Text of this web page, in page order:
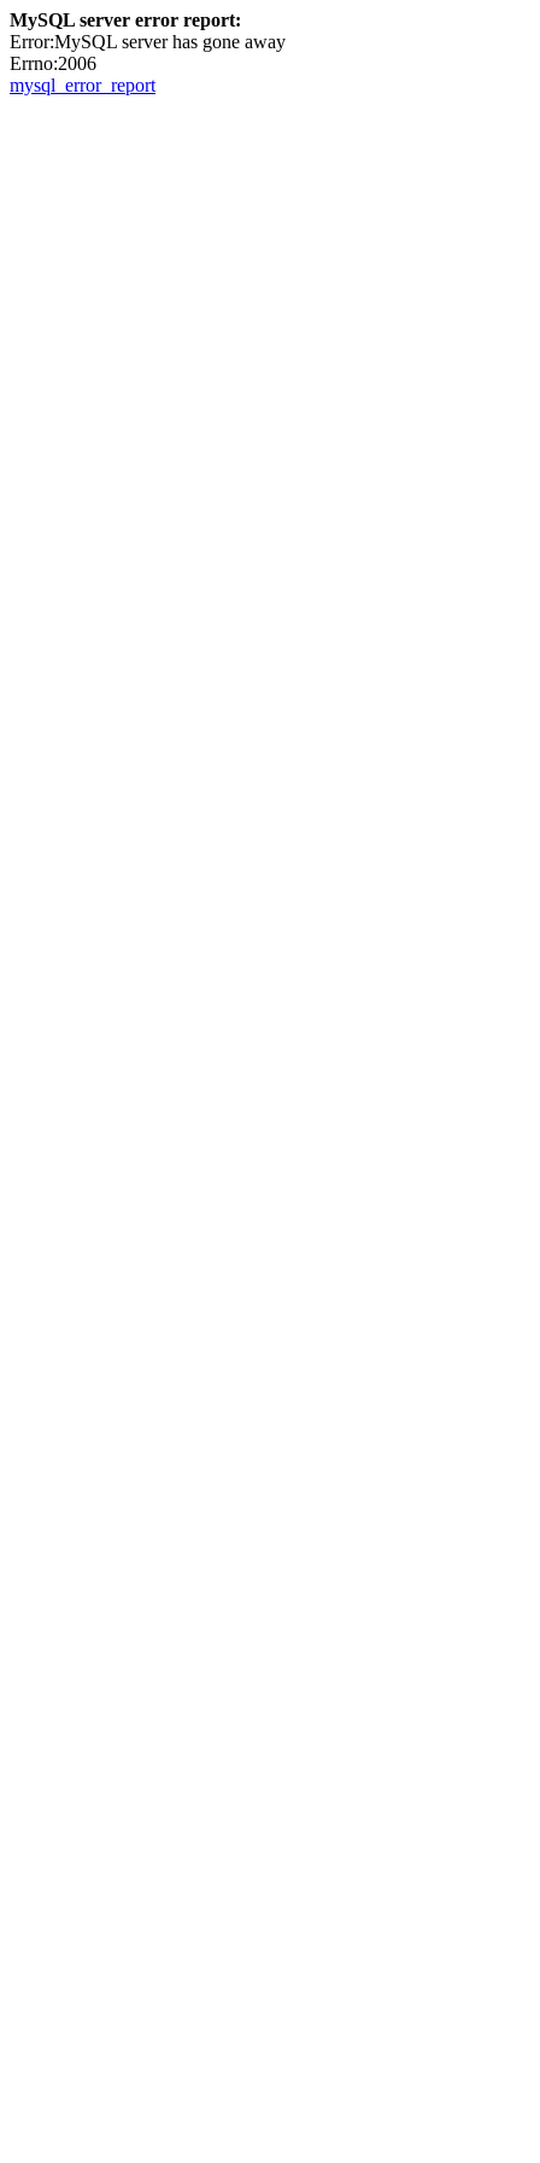
MySQL server error report:
Error:MySQL server has gone away
Errno:2006
mysql_error_report